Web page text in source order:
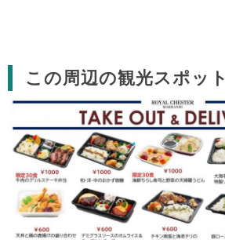
この周辺の観光スポット